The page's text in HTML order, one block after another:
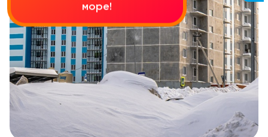
море!